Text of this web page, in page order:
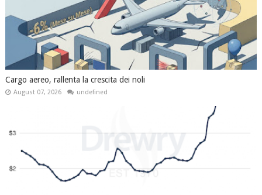
Cargo aereo, rallenta la crescita dei noli
August 07, 2026 undefined